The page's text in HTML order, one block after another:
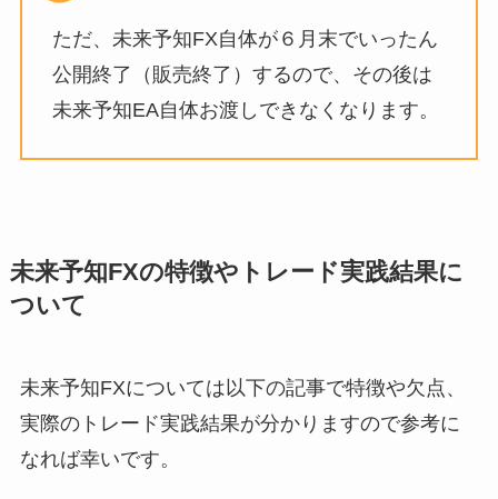
ただ、未来予知FX自体が６月末でいったん
公開終了（販売終了）するので、その後は
未来予知EA自体お渡しできなくなります。
未来予知FXの特徴やトレード実践結果に
ついて
未来予知FXについては以下の記事で特徴や欠点、
実際のトレード実践結果が分かりますので参考に
なれば幸いです。